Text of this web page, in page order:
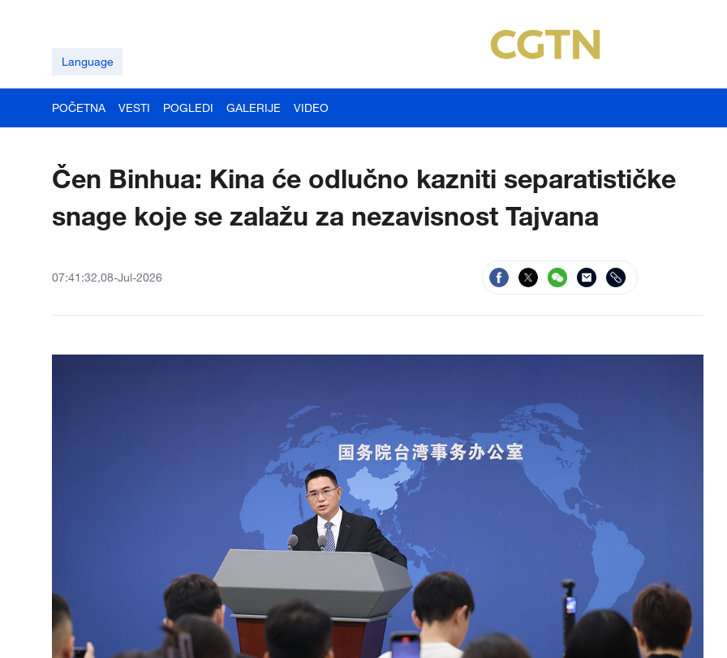
Language
POČETNA VESTI POGLEDI GALERIJE VIDEO
Čen Binhua: Kina će odlučno kazniti separatističke
snage koje se zalažu za nezavisnost Tajvana
07:41:32,08-Jul-2026